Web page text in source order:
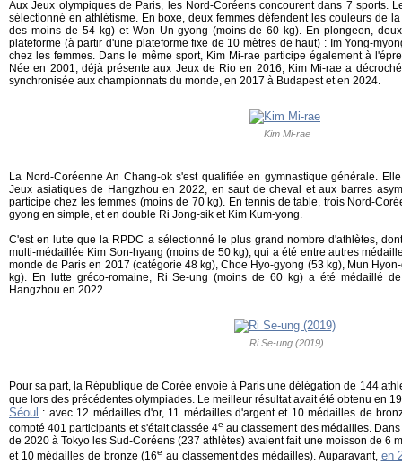
Aux Jeux olympiques de Paris, les Nord-Coréens concourent dans 7 sports.
sélectionné en athlétisme. En boxe, deux femmes défendent les couleurs de
des moins de 54 kg) et Won Un-gyong (moins de 60 kg). En plongeon,
plateforme (à partir d'une plateforme fixe de 10 mètres de haut) : Im Yong-
chez les femmes. Dans le même sport, Kim Mi-rae participe également à
Née en 2001, déjà présente aux Jeux de Rio en 2016, Kim Mi-rae a
synchronisée aux championnats du monde, en 2017 à Budapest et en 2024.
Kim Mi-rae
La Nord-Coréenne An Chang-ok s'est qualifiée en gymnastique générale.
Jeux asiatiques de Hangzhou en 2022, en saut de cheval et aux barres
participe chez les femmes (moins de 70 kg). En tennis de table, trois Nord-
gyong en simple, et en double Ri Jong-sik et Kim Kum-yong.
C'est en lutte que la RPDC a sélectionné le plus grand nombre d'athlètes,
multi-médaillée Kim Son-hyang (moins de 50 kg), qui a été entre autres
monde de Paris en 2017 (catégorie 48 kg), Choe Hyo-gyong (53 kg), Mun
kg). En lutte gréco-romaine, Ri Se-ung (moins de 60 kg) a été médaillé
Hangzhou en 2022.
Ri Se-ung (2019)
Pour sa part, la République de Corée envoie à Paris une délégation de 144
que lors des précédentes olympiades. Le meilleur résultat avait été obtenu en
Séoul : avec 12 médailles d'or, 11 médailles d'argent et 10 médailles de
compté 401 participants et s'était classée 4e au classement des médailles.
de 2020 à Tokyo les Sud-Coréens (237 athlètes) avaient fait une moisson de 6
et 10 médailles de bronze (16e au classement des médailles). Auparavant, en